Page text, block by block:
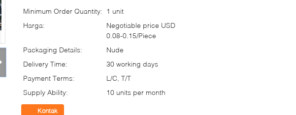
Minimum Order Quantity: 1 unit
Harga:
Negotiable price USD
0.08-0.15/Piece
Packaging Details:
Nude
Delivery Time:
30 working days
Payment Terms:
L/C, T/T
Supply Ability:
10 units per month
Kontak